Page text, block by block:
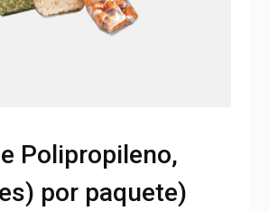
Polipropileno,
por paquete)